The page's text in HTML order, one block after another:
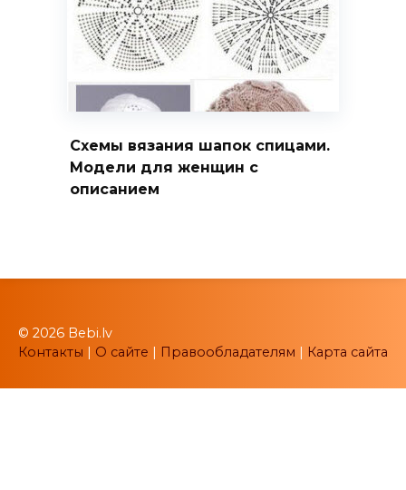
Схемы вязания шапок спицами.
Модели для женщин с
описанием
© 2026 Bebi.lv
Контакты
О сайте Правообладателям Карта сайта